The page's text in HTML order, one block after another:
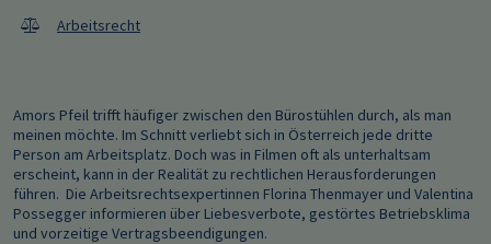
Arbeitsrecht
Amors Pfeil trifft häufiger zwischen den Bürostühlen durch, als man
meinen möchte. Im Schnitt verliebt sich in Österreich jede dritte
Person am Arbeitsplatz. Doch was in Filmen oft als unterhaltsam
erscheint, kann in der Realität zu rechtlichen Herausforderungen
führen. Die Arbeitsrechtsexpertinnen Florina Thenmayer und Valentina
Possegger informieren über Liebesverbote, gestörtes Betriebsklima
und vorzeitige Vertragsbeendigungen.